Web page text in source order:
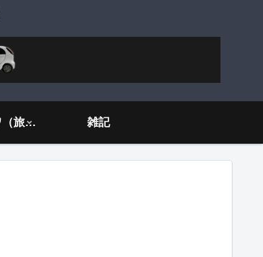
旅するイエデンワ（旅ネタ） 雑記